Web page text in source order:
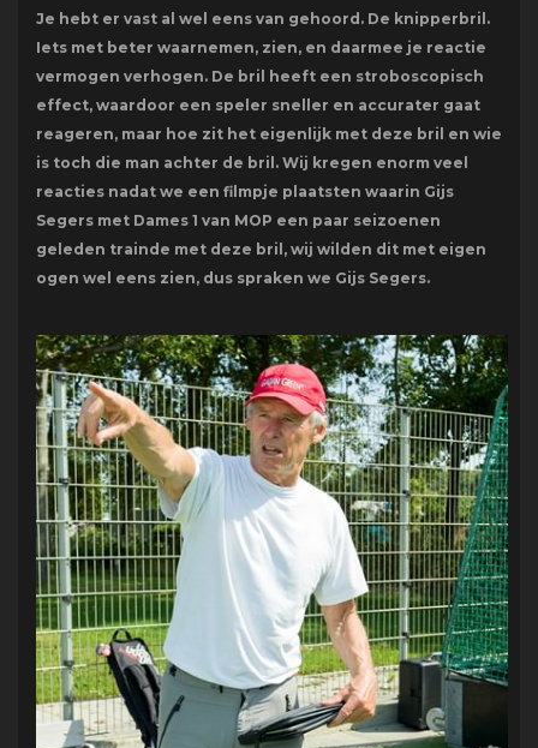
Je hebt er vast al wel eens van gehoord. De knipperbril.
Iets met beter waarnemen, zien, en daarmee je reactie
vermogen verhogen. De bril heeft een stroboscopisch
effect, waardoor een speler sneller en accurater gaat
reageren, maar hoe zit het eigenlijk met deze bril en wie
is toch die man achter de bril. Wij kregen enorm veel
reacties nadat we een filmpje plaatsten waarin Gijs
Segers met Dames 1 van MOP een paar seizoenen
geleden trainde met deze bril, wij wilden dit met eigen
ogen wel eens zien, dus spraken we Gijs Segers.